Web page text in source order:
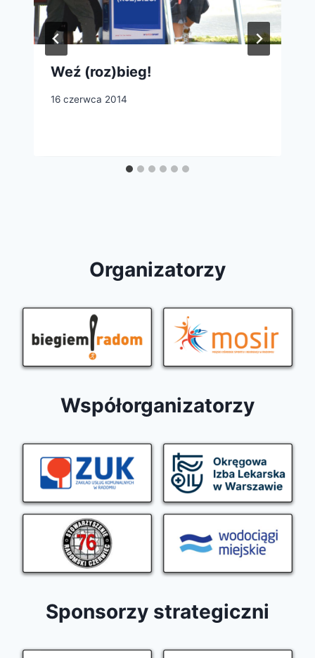
Weź (roz)bieg!
16 czerwca 2014
Organizatorzy
Współorganizatorzy
Sponsorzy strategiczni